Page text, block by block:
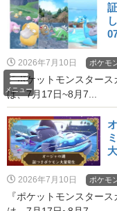
メニュー
2026年7月10日 ポケモ
『ポケットモンスター
は、7月17日~8月7...
2026年7月10日 ポケモ
『ポケットモンスター